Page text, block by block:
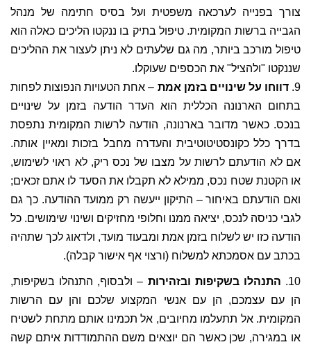
צורך בפנייה לערכאה משפטית ועל בסיס חתימה של מנהל
הגבייה ברשות המקומית. טיפול בתיק בו ננקטו הליכים כאלה הוא
טיפול מורכב ביותר, מה גם שלעתים לא ניתן לעצור את ההליכים
שננקטו "ולהציל" את הכספים שעוקלו.
9. דווחו על שינויים בזמן אמת – אחת הטעויות הנפוצות לפחות
בתחום הארנונה הכללית הוא העדר הודעה בזמן על שינויים
בנכס. כאשר מדובר בארנונה, הודעה לרשות המקומית נתפסת
בדרך כלל כקונסטיטוטיבית והעדרה מחבל בזכות ומאיין אותה.
אם לא הודעתם לרשות על מצבו של נכס ריק, לא ראוי לשימוש,
או הקטנת שטח נכס, ממילא לא תקבלו את הסעד לו אתם זכאים;
ואם הודעתם באיחור – התיקון ייעשה רק ממועד ההודעה. כך גם
לגבי כניסה לנכס, יציאה ממנו וחלופי מחזיקים ושינוי שימושים. כל
הודעה כזו יש לשלוח בזמן אמת ומבעוד מועד, ולדאוג לכך שתהיה
בכתב עם אסמכתא למשלוח (ורצוי אף אישור קבלה).
10. התנהלו בשקיפות ובזהירות – ולבסוף, התנהלו בשקיפות,
הן עם עצמכם, הן עם אנשי המקצוע שלכם והן עם הרשות
המקומית. אל תתעלמו מחיובים, אל תכמינו אותם מתחת לשטיח
או במגירה, שכן כאשר הם יוצאים משם ההתמודדות איתם קשה